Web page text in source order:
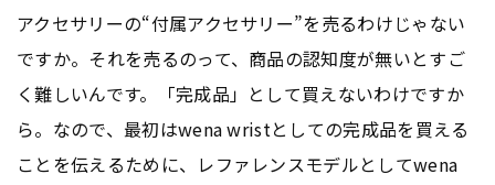
アクセサリーの“付属アクセサリー”を売るわけじゃない
ですか。それを売るのって、商品の認知度が無いとすご
く難しいんです。「完成品」として買えないわけですか
ら。なので、最初はwena wristとしての完成品を買える
ことを伝えるために、レファレンスモデルとしてwena